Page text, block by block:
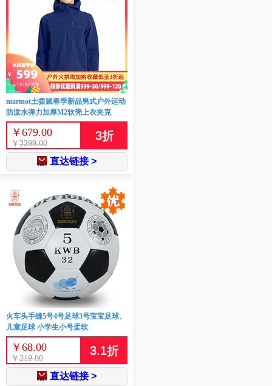
marmot土拨鼠春季新品男式户外运动
防泼水弹力加厚M2软壳上衣夹克
￥ 679.00
￥ 2299.00
3折
直达链接 >
火车头手缝5号4号足球3号宝宝足球、
儿童足球 小学生小号柔软
￥ 68.00
￥ 219.00
3.1折
直达链接 >